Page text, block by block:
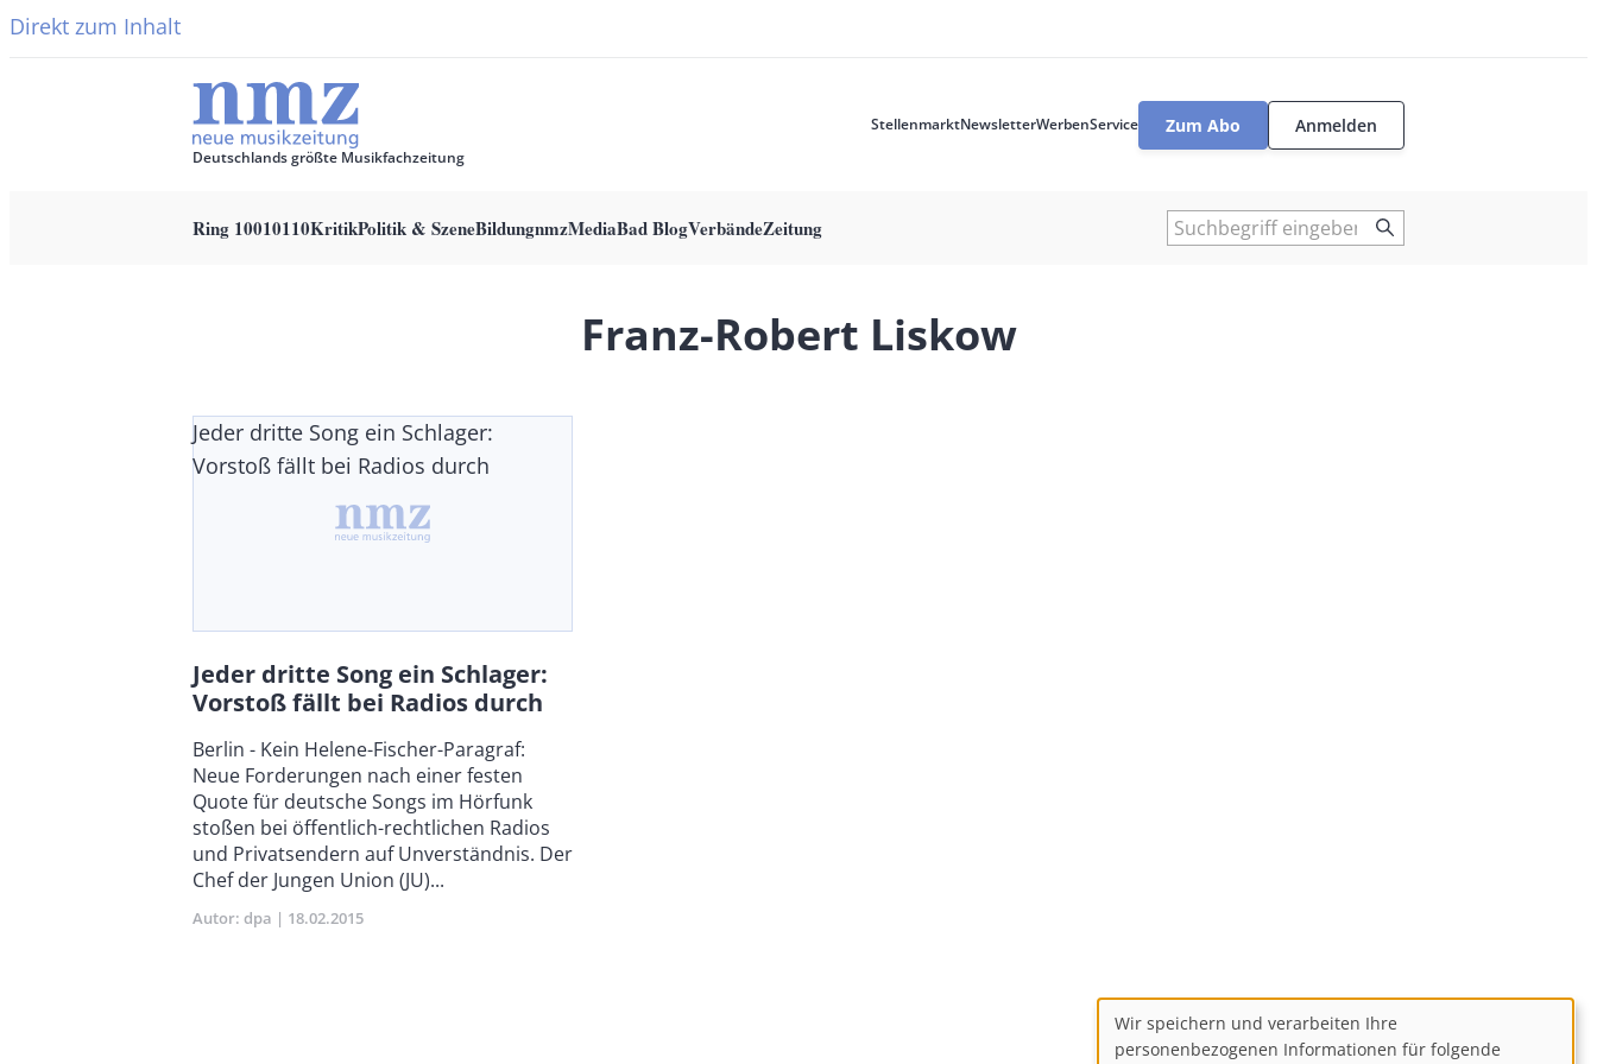
Direkt zum Inhalt
Deutschlands größte Musikfachzeitung
StellenmarktNewsletterWerbenService
User
Zum Abo Anmelden
Ring 10010110KritikPolitik & SzeneBildungnmzMediaBad BlogVerbändeZeitung Suche
Franz-Robert Liskow
Jeder dritte Song ein Schlager:
Vorstoß fällt bei Radios durch
Jeder dritte Song ein Schlager:
Vorstoß fällt bei Radios durch
Body
Berlin - Kein Helene-Fischer-Paragraf:
Neue Forderungen nach einer festen
Quote für deutsche Songs im Hörfunk
stoßen bei öffentlich-rechtlichen Radios
und Privatsendern auf Unverständnis. Der
Chef der Jungen Union (JU)...
Autor dpa Publikationsdatum
18.02.2015
Use
Wir speichern und verarbeiten Ihre
personenbezogenen Informationen für folgende